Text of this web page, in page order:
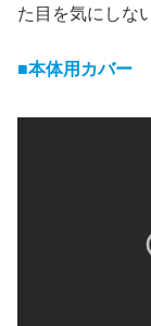
た目を気にしな
■本体用カバー